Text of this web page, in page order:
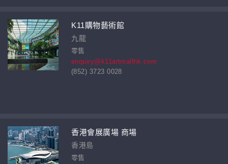
K11購物藝術館
九龍
零售
enquiry@k11artmallhk.com
(852) 3723 0028
香港會展廣場 商場
香港島
零售